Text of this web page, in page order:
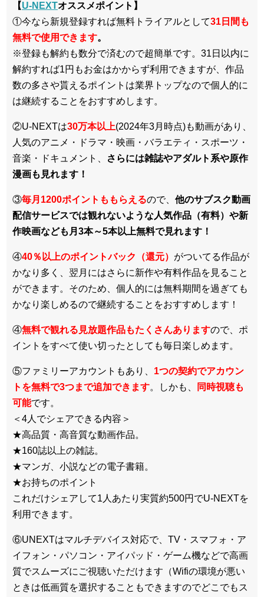
【U-NEXTオススメポイント】
①今なら新規登録すれば無料トライアルとして31日間も
無料で使用できます。
※登録も解約も数分で済むので超簡単です。31日以内に
解約すれば1円もお金はかからず利用できますが、作品
数の多さや貰えるポイントは業界トップなので個人的に
は継続することをおすすめします。
②U-NEXTは30万本以上(2024年3月時点)も動画があり、
人気のアニメ・ドラマ・映画・バラエティ・スポーツ・
音楽・ドキュメント、
さらには雑誌やアダルト系や原作
漫画も見れます！
③毎月1200ポイントももらえるので、 他のサブスク動画
配信サービスでは観れないような人気作品（有料）や新
作映画なども月3本～5本以上無料で見れます！
④40％以上のポイントバック（還元） がついてる作品が
かなり多く、翌月にはさらに新作や有料作品を見ること
ができます。そのため、個人的には無料期間を過ぎても
かなり楽しめるので継続することをおすすめします！
④無料で観れる見放題作品もたくさんありますので、ポ
イントをすべて使い切ったとしても毎日楽しめます。
⑤ファミリーアカウントもあり、 1つの契約でアカウン
トを無料で3つまで追加できます。しかも、
同時視聴も
可能です。
＜4人でシェアできる内容＞
★高品質・高音質な動画作品。
★160誌以上の雑誌。
★マンガ、小説などの電子書籍。
★お持ちのポイント
これだけシェアして1人あたり実質約500円でU-NEXTを
利用できます。
⑥UNEXTはマルチデバイス対応で、TV・スマフォ・ア
イフォン・パソコン・アイパッド・ゲーム機などで高画
質でスムーズにご視聴いただけます（Wifiの環境が悪い
ときは低画質を選択することもできますのでどこでもス